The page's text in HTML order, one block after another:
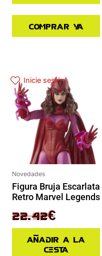
Comprar ya
Inicie sesión
Novedades
Figura Bruja Escarlata
Retro Marvel Legends
29.90€
22.42€
Añadir a la
cesta